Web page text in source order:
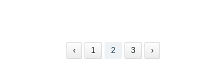
‹ 1 2 3 ›